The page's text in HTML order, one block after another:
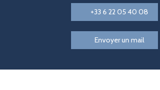
+33 6 22 05 40 08
Envoyer un mail